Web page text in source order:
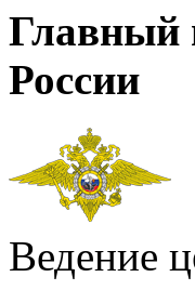
Главный
России
Ведение